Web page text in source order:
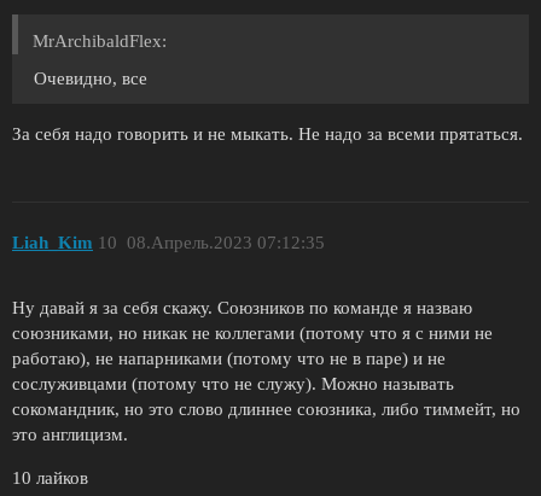
MrArchibaldFlex:
Очевидно, все
За себя надо говорить и не мыкать. Не надо за всеми прятаться.
Liah_Kim 08.Апрель.2023 07:12:35
10
Ну давай я за себя скажу. Союзников по команде я назваю
союзниками, но никак не коллегами (потому что я с ними не
работаю), не напарниками (потому что не в паре) и не
сослуживцами (потому что не служу). Можно называть
сокомандник, но это слово длиннее союзника, либо тиммейт, но
это англицизм.
10 лайков